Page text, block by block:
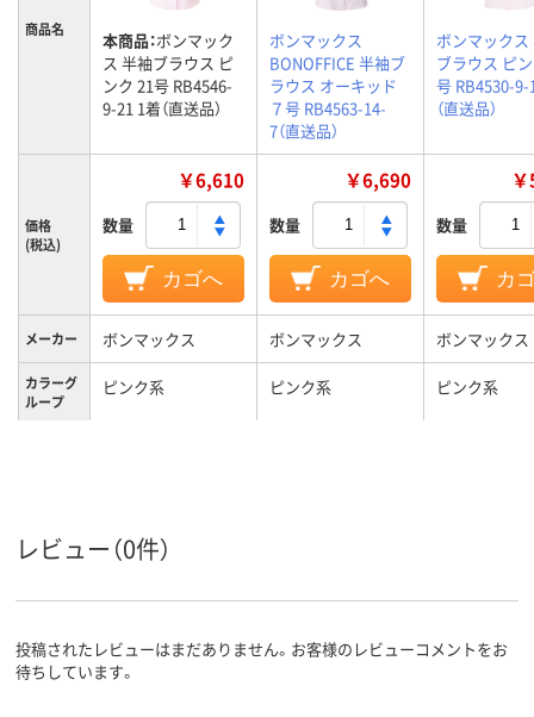
商品名 本商品：ボンマック
ス 半袖ブラウス ピ
ンク 21号 RB4546-
9-21 1着（直送品）
ボンマックス
BONOFFICE 半袖ブ
ラウス オーキッド
７号 RB4563-14-
7（直送品）
ボンマックス
ブラウス ピ
号 RB4530-9-
（直送品）
価格
(税込)
￥6,610
数量
カゴへ
￥6,690
数量
カゴへ
数量
カ
メーカー ボンマックス ボンマックス ボンマックス
カラーグ
ループ
ピンク系 ピンク系 ピンク系
レビュー（0件）
投稿されたレビューはまだありません。お客様のレビューコメントをお
待ちしています。